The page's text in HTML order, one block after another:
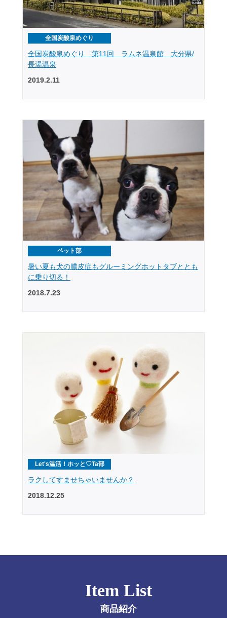
全国炭酸泉めぐり
全国炭酸泉めぐり 第11回 ラムネ温泉館 大分県/
長湯温泉
2019.2.11
ペット部
暑い夏も犬の膿皮症もグルーミングホットタブととも
に乗り切る！
2018.7.23
Let's温活！ホッと♡Ta部
ラクしてすませちゃいませんか？
2018.12.25
Item List
商品紹介